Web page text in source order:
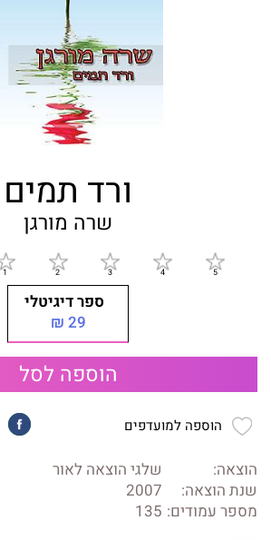
ורד תמים
שרה מורגן
ספר דיגיטלי
29 ₪
הוספה לסל
הוספה למועדפים
הוצאה:
שלגי הוצאה לאור
שנת הוצאה:
2007
מספר עמודים: 135